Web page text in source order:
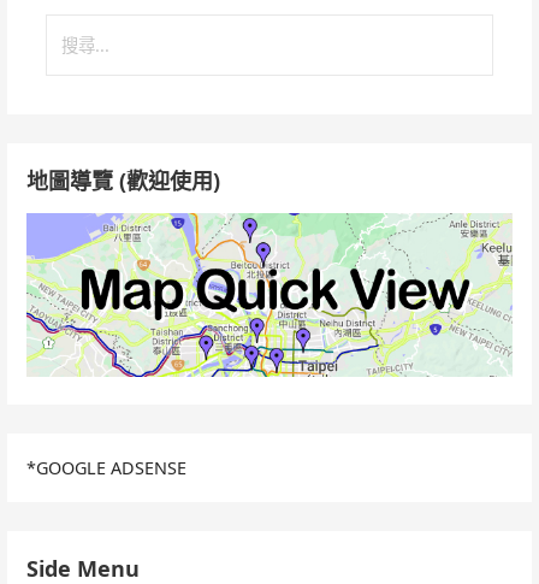
地圖導覽 (歡迎使用)
*GOOGLE ADSENSE
Side Menu